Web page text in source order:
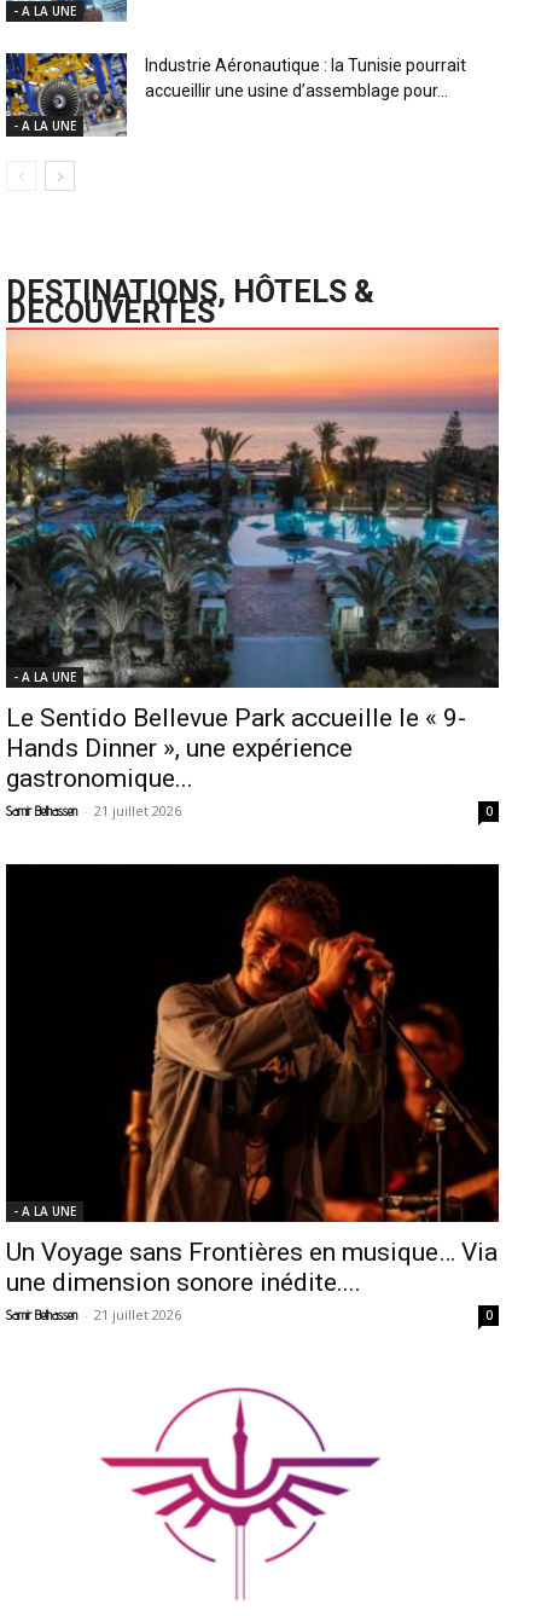
- A LA UNE
- A LA UNE
Industrie Aéronautique : la Tunisie pourrait
accueillir une usine d’assemblage pour...
DESTINATIONS, HÔTELS &
DECOUVERTES
- A LA UNE
Le Sentido Bellevue Park accueille le « 9-
Hands Dinner », une expérience
gastronomique...
Samir Belhassen - 21 juillet 2026 0
- A LA UNE
Un Voyage sans Frontières en musique… Via
une dimension sonore inédite....
Samir Belhassen - 21 juillet 2026 0